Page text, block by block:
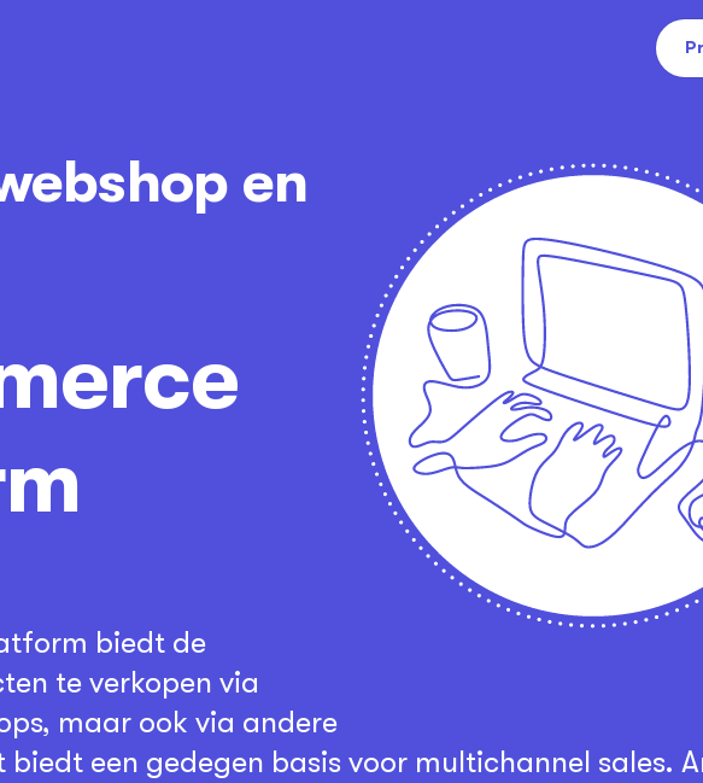
en
biedt de
te verkopen via
maar ook via andere
een gedegen basis voor multichannel sales.